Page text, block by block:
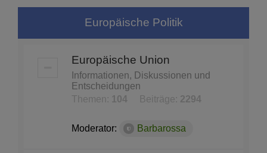
Europäische Politik
Europäische Union
Informationen, Diskussionen und
Entscheidungen
Themen:
104 Beiträge: 2294
Moderator: Barbarossa